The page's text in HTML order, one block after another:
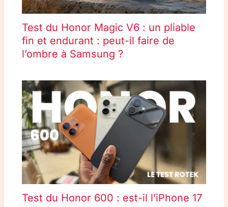
Test du Honor Magic V6 : un pliable
fin et endurant : peut-il faire de
l’ombre à Samsung ?
Test du Honor 600 : est-il l’iPhone 17